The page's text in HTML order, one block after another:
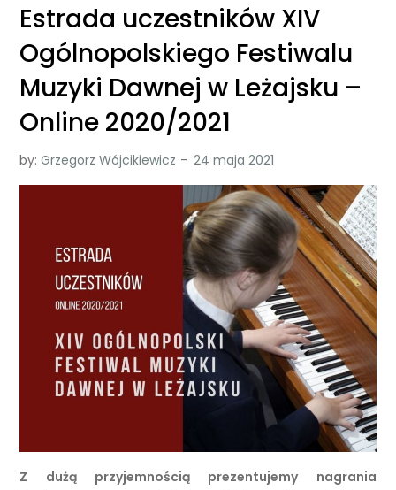
Estrada uczestników XIV
Ogólnopolskiego Festiwalu
Muzyki Dawnej w Leżajsku –
Online 2020/2021
by:Grzegorz Wójcikiewicz
Z dużą przyjemnością prezentujemy nagrania